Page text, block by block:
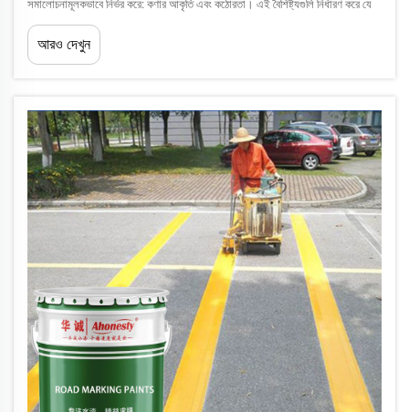
সমালোচনামূলকভাবে নির্ভর করে: কণার আকৃতি এবং কঠোরতা। এই বৈশিষ্ট্যগুলি নির্ধারণ করে যে
কীভাবে গ্র্যানুলার কণাগুলি পৃষ্ঠ কোটিংয়ের সাথে পারস্পরিকভাবে লক হয়, প্রতিরোধ করে...
আরও দেখুন